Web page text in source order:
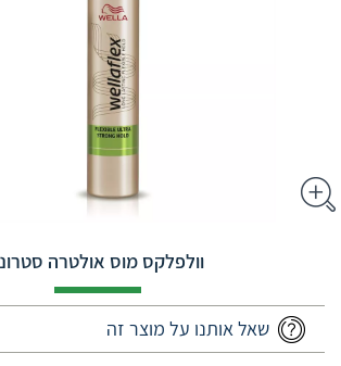
וולפלקס מוס אולטרה
שאל אותנו על מוצר זה